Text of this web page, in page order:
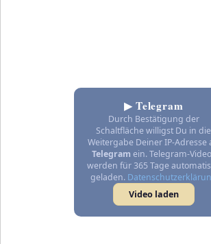
▶ Telegram
Durch Bestätigung der
Schaltfläche willigst Du in die
Weitergabe Deiner IP-Adresse
Telegram ein. Telegram-
werden für 365 Tage
geladen.
Video laden